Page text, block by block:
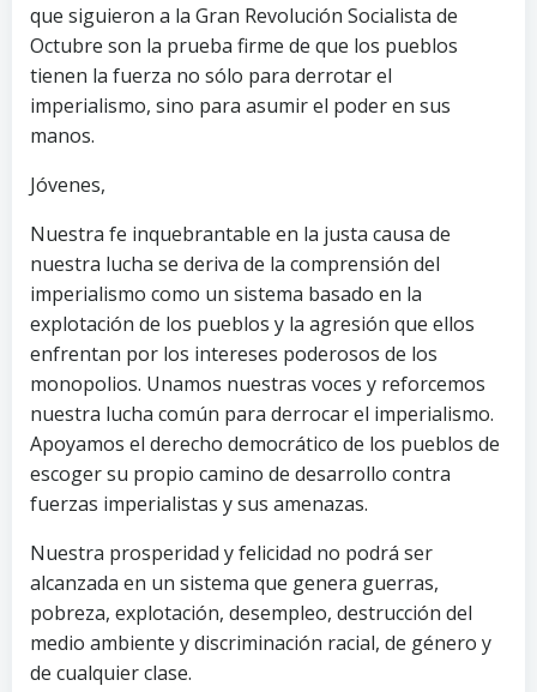
que siguieron a la Gran Revolución Socialista de
Octubre son la prueba firme de que los pueblos
tienen la fuerza no sólo para derrotar el
imperialismo, sino para asumir el poder en sus
manos.
Jóvenes,
Nuestra fe inquebrantable en la justa causa de
nuestra lucha se deriva de la comprensión del
imperialismo como un sistema basado en la
explotación de los pueblos y la agresión que ellos
enfrentan por los intereses poderosos de los
monopolios. Unamos nuestras voces y reforcemos
nuestra lucha común para derrocar el imperialismo.
Apoyamos el derecho democrático de los pueblos de
escoger su propio camino de desarrollo contra
fuerzas imperialistas y sus amenazas.
Nuestra prosperidad y felicidad no podrá ser
alcanzada en un sistema que genera guerras,
pobreza, explotación, desempleo, destrucción del
medio ambiente y discriminación racial, de género y
de cualquier clase.